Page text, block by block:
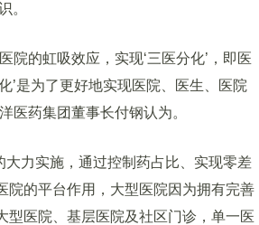
。
的虹吸效应，实现‘三医分化’，即医
’是为了更好地实现医院、医生、医院
医药集团董事长付钢认为。
力实施，通过控制药占比、实现零差
院的平台作用，大型医院因为拥有完善
型医院、基层医院及社区门诊，单一医